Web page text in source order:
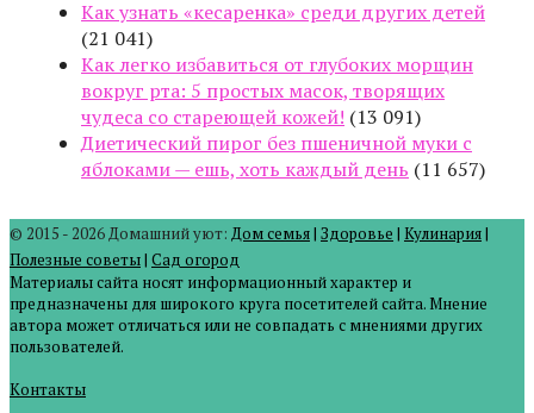
Как узнать «кесаренка» среди других детей
(21 041)
Как легко избавиться от глубоких морщин
вокруг рта: 5 простых масок, творящих
чудеса со стареющей кожей! (13 091)
Диетический пирог без пшеничной муки с
яблоками — ешь, хоть каждый день (11 657)
© 2015 - 2026 Домашний уют: Дом семья| Здоровье | Кулинария|
Полезные советы| Сад огород
Материалы сайта носят информационный характер и
предназначены для широкого круга посетителей сайта. Мнение
автора может отличаться или не совпадать с мнениями других
пользователей.
Контакты